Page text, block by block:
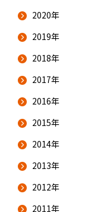
2020年
2019年
2018年
2017年
2016年
2015年
2014年
2013年
2012年
2011年